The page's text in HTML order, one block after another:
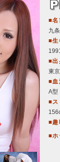
■名
九
■生
■出
東
■血
A型
■ス
■趣
■ホ